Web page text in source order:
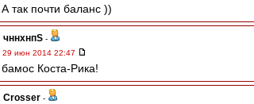
А так почти баланс ))
чннхнпS -
29 июн 2014 22:47
бамос Коста-Рика!
Crosser -